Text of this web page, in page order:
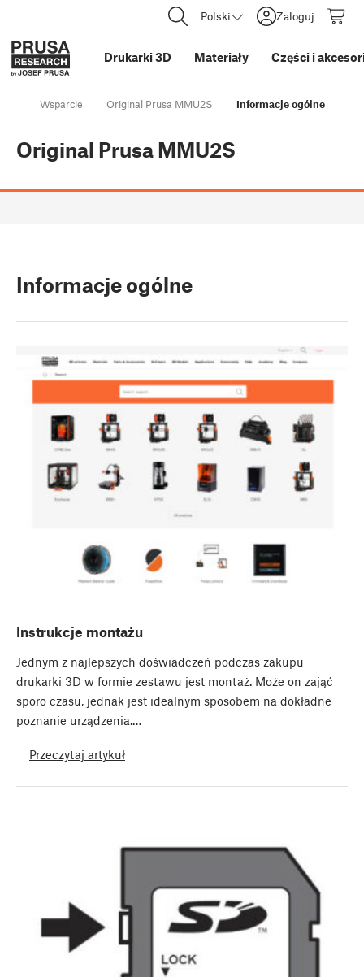
Polski Zaloguj
Drukarki 3D Materiały Części i
Wsparcie Original Prusa MMU2S Informacje ogólne
Original Prusa MMU2S
Informacje ogólne
Instrukcje montażu
Jednym z najlepszych doświadczeń podczas zakupu
drukarki 3D w formie zestawu jest montaż. Może on zająć
sporo czasu, jednak jest idealnym sposobem na dokładne
poznanie urządzenia.…
Przeczytaj artykuł